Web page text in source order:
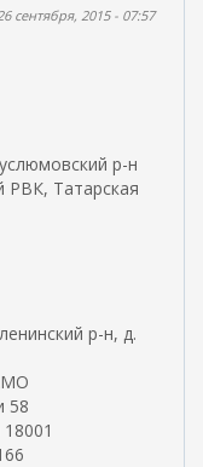
сентября, 2015 - 07:57
р-н
РВК, Татарская
р-н, д.
58